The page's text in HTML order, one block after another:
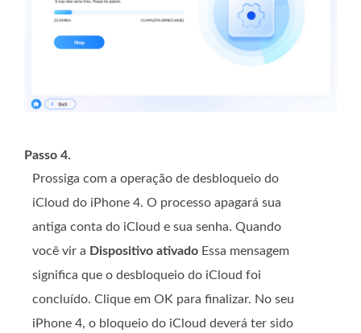
Passo 4.
Prossiga com a operação de desbloqueio do
iCloud do iPhone 4. O processo apagará sua
antiga conta do iCloud e sua senha. Quando
você vir a Dispositivo ativado Essa mensagem
significa que o desbloqueio do iCloud foi
concluído. Clique em OK para finalizar. No seu
iPhone 4, o bloqueio do iCloud deverá ter sido